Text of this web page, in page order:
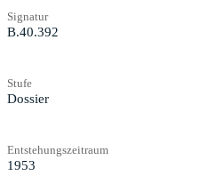
Signatur
B.40.392
Stufe
Dossier
Entstehungszeitraum
1953